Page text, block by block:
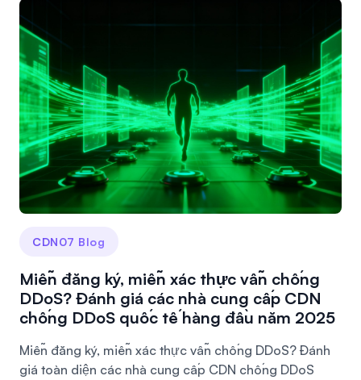
CDN07 Blog
Miễn đăng ký, miễn xác thực vẫn chống
DDoS? Đánh giá các nhà cung cấp CDN
chống DDoS quốc tế hàng đầu năm 2025
Miễn đăng ký, miễn xác thực vẫn chống DDoS? Đánh
giá toàn diện các nhà cung cấp CDN chống DDoS